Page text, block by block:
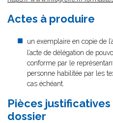
Actes à produire
un exemplaire en copie de
l’acte de délégation de
conforme par le
personne habilitée par les
cas échéant.
Pièces
dossier